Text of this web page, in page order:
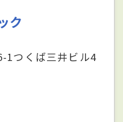
ク
1つくば三井ビル4